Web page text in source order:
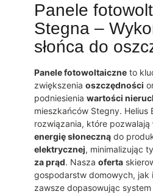
Panele
Stegna –
słońca do
Panele fotowoltaiczne to
zwiększenia oszczędności
podniesienia wartości
mieszkańców Stegny. Helius
rozwiązania, które pozwalają
energię słoneczną do
elektrycznej, minimalizując
za prąd. Nasza oferta
gospodarstw domowych, jak
zawsze dopasowując